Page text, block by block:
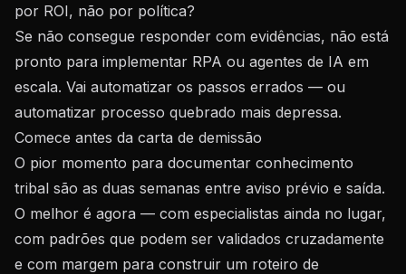
por ROI, não por política?
Se não consegue responder com evidências, não está
pronto para implementar RPA ou agentes de IA em
escala. Vai automatizar os passos errados — ou
automatizar processo quebrado mais depressa.
Comece antes da carta de demissão
O pior momento para documentar conhecimento
tribal são as duas semanas entre aviso prévio e saída.
O melhor é agora — com especialistas ainda no lugar,
com padrões que podem ser validados cruzadamente
e com margem para construir um roteiro de